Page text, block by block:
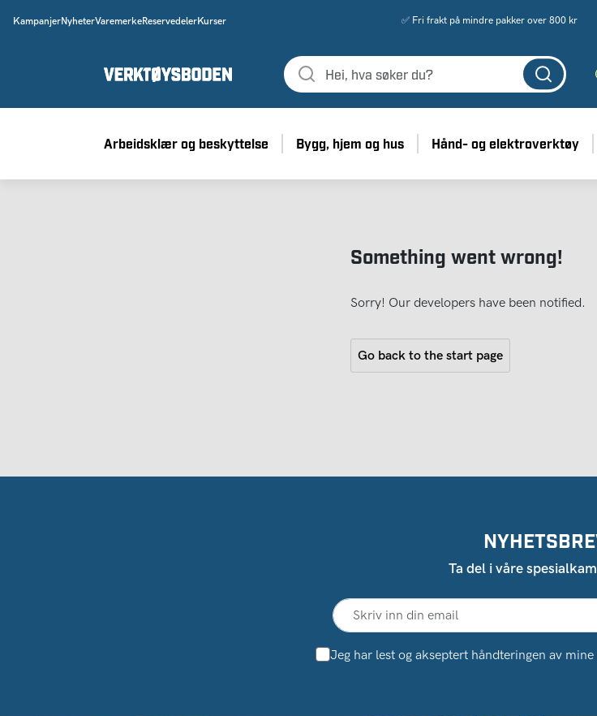
KampanjerNyheterVaremerkeReservedelerKurser ✅ Fri frakt på mindre pakker over 800 kr
Arbeidsklær og beskyttelse Bygg, hjem og hus Hånd- og elektroverktøy
Something went wrong!
Sorry! Our developers have been notified.
Go back to the start page
Ta del i våre
Jeg har lest og akseptert håndteringen av